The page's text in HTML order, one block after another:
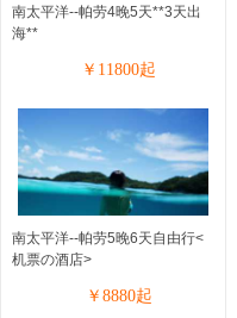
南太平洋--帕劳4晚5天**3天出
海**
￥ 11800起
南太平洋--帕劳5晚6天自由行<
机票の酒店>
￥ 8880起